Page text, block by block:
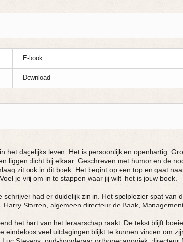
E-book
Download
het dagelijks leven. Het is persoonlijk en openhartig.
liggen dicht bij elkaar. Geschreven met humor en de
zit ook in dit boek. Het begint op een top en gaat
je vrij om in te stappen waar jij wilt: het is jouw boek.
had er duidelijk zin in. Het spelplezier spat van
Starren, algemeen directeur de Baak,
het hart van het leraarschap raakt. De tekst blijft
eindeloos veel uitdagingen blijkt te kunnen vinden om